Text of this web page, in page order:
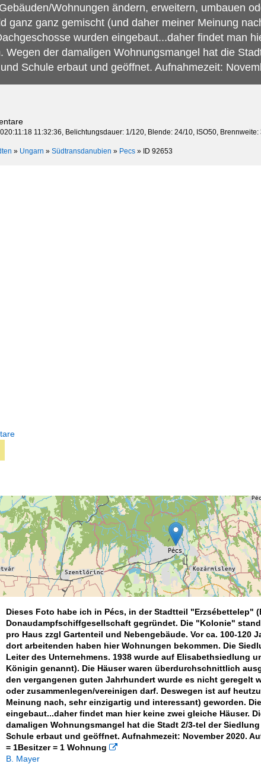
Wohnungen ändern, erweitern, umbauen
ganz ganz gemischt (und daher meiner Meinung
wurden eingebaut...daher findet man
Wegen der damaligen Wohnungsmangel hat die
Schule erbaut und geöffnet. Aufnahmezeit:
11:32:36, Belichtungsdauer: 1/120, Blende: 24/10, ISO50, Brennweite:
» Ungarn » Südtransdanubien » Pecs » ID 92653
Dieses Foto habe ich in Pécs, in der Stadtteil
Donaudampfschiffgesellschaft gegründet. Die "Kolonie"
pro Haus zzgl Gartenteil und Nebengebäude. Vor ca. 100-
dort arbeitenden haben hier Wohnungen bekommen. Die
Leiter des Unternehmens. 1938 wurde auf Elisabethsiedlung
Königin genannt). Die Häuser waren überdurchschnittlich
den vergangenen guten Jahrhundert wurde es nicht geregelt
oder zusammenlegen/vereinigen darf. Deswegen ist auf
Meinung nach, sehr einzigartig und interessant) geworden.
eingebaut...daher findet man hier keine zwei gleiche Häuser.
damaligen Wohnungsmangel hat die Stadt 2/3-tel der
Schule erbaut und geöffnet. Aufnahmezeit: November 2020.
= 1Besitzer = 1 Wohnung 
B. Mayer